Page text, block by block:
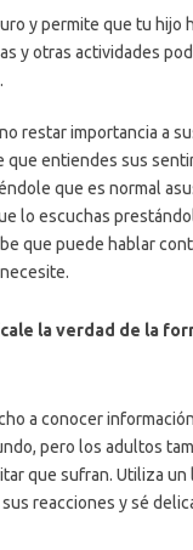
y permite que tu hijo
y otras actividades
restar importancia a
que entiendes sus
que es normal
lo escuchas
que puede hablar
la verdad de la
a conocer
pero los adultos
que sufran. Utiliza un
reacciones y sé